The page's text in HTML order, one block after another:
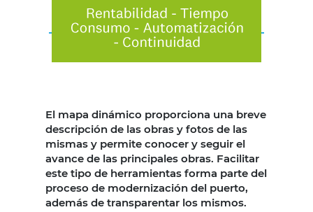
El mapa dinámico proporciona una breve
descripción de las obras y fotos de las
mismas y permite conocer y seguir el
avance de las principales obras. Facilitar
este tipo de herramientas forma parte del
proceso de modernización del puerto,
además de transparentar los mismos.